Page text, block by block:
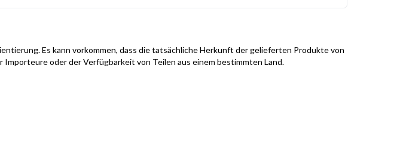
Es kann vorkommen, dass die tatsächliche Herkunft der gelieferten Produkte von
oder der Verfügbarkeit von Teilen aus einem bestimmten Land.